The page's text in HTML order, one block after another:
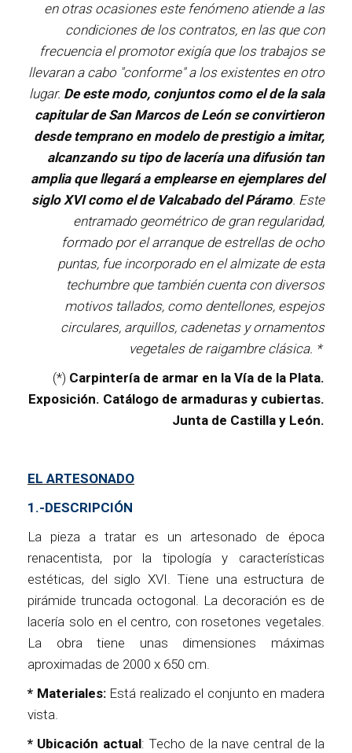
en otras ocasiones este fenómeno atiende a las
condiciones de los contratos, en las que con
frecuencia el promotor exigía que los trabajos se
llevaran a cabo "conforme" a los existentes en otro
lugar. De este modo, conjuntos como el de la sala
capitular de San Marcos de León se convirtieron
desde temprano en modelo de prestigio a imitar,
alcanzando su tipo de lacería una difusión tan
amplia que llegará a emplearse en ejemplares del
siglo XVI como el de Valcabado del Páramo. Este
entramado geométrico de gran regularidad,
formado por el arranque de estrellas de ocho
puntas, fue incorporado en el almizate de esta
techumbre que también cuenta con diversos
motivos tallados, como dentellones, espejos
circulares, arquillos, cadenetas y ornamentos
vegetales de raigambre clásica. *
(*) Carpintería de armar en la Vía de la Plata.
Exposición. Catálogo de armaduras y cubiertas.
Junta de Castilla y León.
EL ARTESONADO
1.-DESCRIPCIÓN
La pieza a tratar es un artesonado de época
renacentista, por la tipología y características
estéticas, del siglo XVI. Tiene una estructura de
pirámide truncada octogonal. La decoración es de
lacería solo en el centro, con rosetones vegetales.
La obra tiene unas dimensiones máximas
aproximadas de 2000 x 650 cm.
* Materiales: Está realizado el conjunto en madera
vista.
* Ubicación actual: Techo de la nave central de la